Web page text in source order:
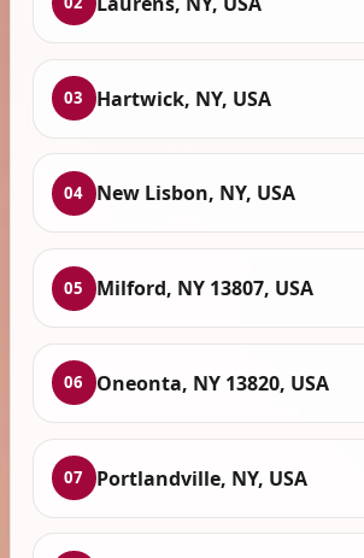
03 Hartwick, NY, USA
04 New Lisbon, NY, USA
05 Milford, NY 13807, USA
06 Oneonta, NY 13820, USA
07 Portlandville, NY, USA